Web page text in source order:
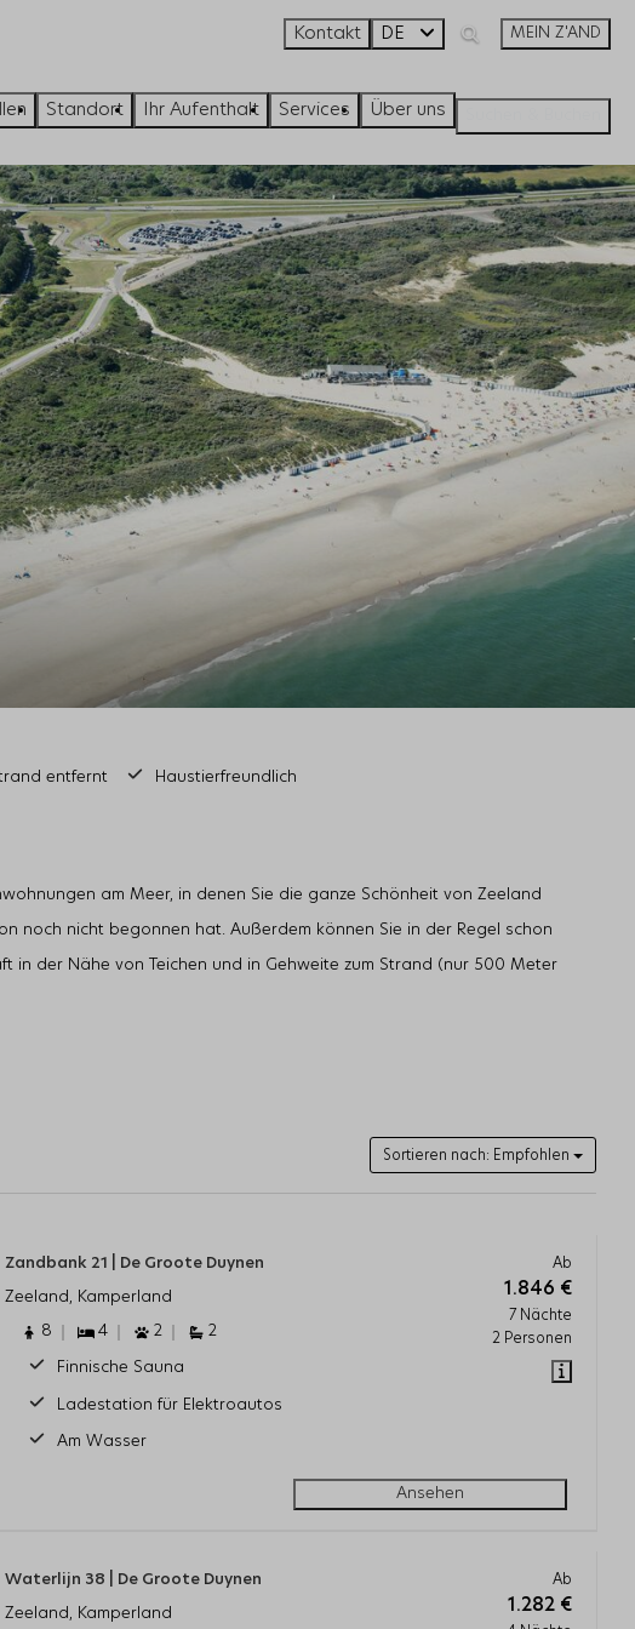
Kontakt DE MEIN Z'AND
Standort Ihr Aufenthalt Services Über uns
entfernt Haustierfreundlich
am Meer, in denen Sie die ganze Schönheit von Zeeland
noch nicht begonnen hat. Außerdem können Sie in der Regel schon
in der Nähe von Teichen und in Gehweite zum Strand (nur 500 Meter
Sortieren nach: Empfohlen
Ab
1.846 €
7 Nächte
2 Personen
Zandbank 21 | De Groote Duynen
Zeeland, Kamperland
8 4 2 2
Finnische Sauna
Ladestation für Elektroautos
Am Wasser
Ansehen
Ab
1.282 €
Waterlijn 38 | De Groote Duynen
Zeeland, Kamperland